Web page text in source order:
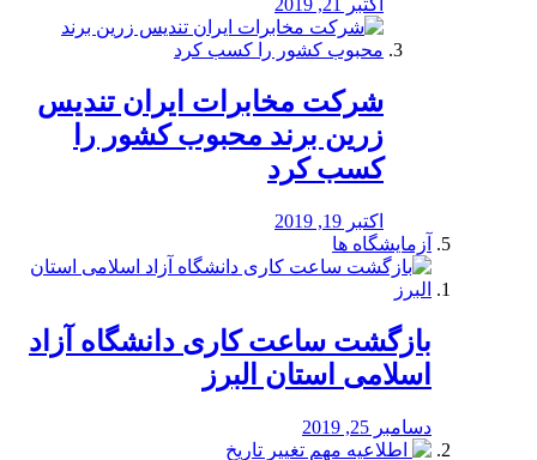
اکتبر 21, 2019
شرکت مخابرات ایران تندیس
زرین برند محبوب کشور را
کسب کرد
اکتبر 19, 2019
آزمایشگاه ها
بازگشت ساعت کاری دانشگاه آزاد
اسلامی استان البرز
دسامبر 25, 2019